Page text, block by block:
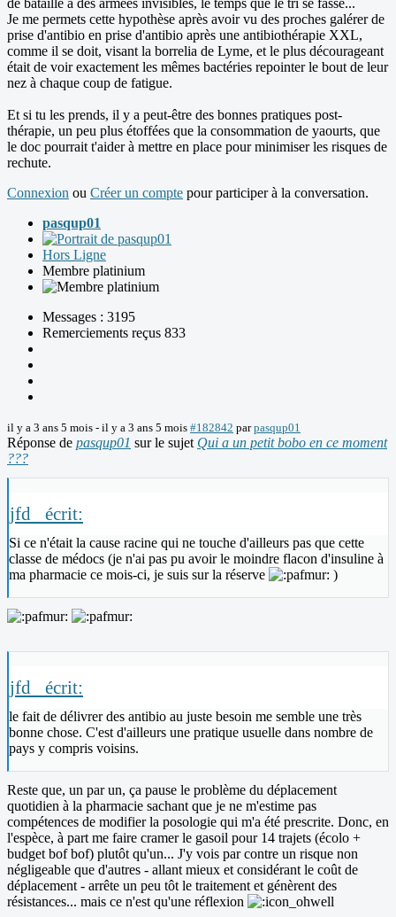
Je me permets cette hypothèse après avoir vu des proches galérer de
prise d'antibio en prise d'antibio après une antibiothérapie XXL,
comme il se doit, visant la borrelia de Lyme, et le plus décourageant
était de voir exactement les mêmes bactéries repointer le bout de leur
nez à chaque coup de fatigue.
Et si tu les prends, il y a peut-être des bonnes pratiques post-
thérapie, un peu plus étoffées que la consommation de yaourts, que
le doc pourrait t'aider à mettre en place pour minimiser les risques de
rechute.
Connexion ou Créer un compte pour participer à la conversation.
pasqup01
Hors Ligne
Membre platinium
Messages : 3195
Remerciements reçus 833
il y a 3 ans 5 mois - il y a 3 ans 5 mois #182842 parpasqup01
Réponse de pasqup01 sur le sujet Qui a un petit bobo en ce moment
???
jfd_ écrit:
Si ce n'était la cause racine qui ne touche d'ailleurs pas que cette
classe de médocs (je n'ai pas pu avoir le moindre flacon d'insuline à
ma pharmacie ce mois-ci, je suis sur la réserve
)
jfd_ écrit:
le fait de délivrer des antibio au juste besoin me semble une très
bonne chose. C'est d'ailleurs une pratique usuelle dans nombre de
pays y compris voisins.
Reste que, un par un, ça pause le problème du déplacement
quotidien à la pharmacie sachant que je ne m'estime pas
compétences de modifier la posologie qui m'a été prescrite. Donc, en
l'espèce, à part me faire cramer le gasoil pour 14 trajets (écolo +
budget bof bof) plutôt qu'un... J'y vois par contre un risque non
négligeable que d'autres - allant mieux et considérant le coût de
déplacement - arrête un peu tôt le traitement et génèrent des
résistances... mais ce n'est qu'une réflexion